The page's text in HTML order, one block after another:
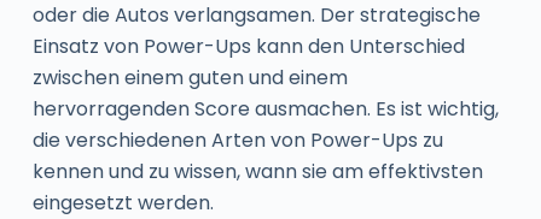
oder die Autos verlangsamen. Der strategische
Einsatz von Power-Ups kann den Unterschied
zwischen einem guten und einem
hervorragenden Score ausmachen. Es ist wichtig,
die verschiedenen Arten von Power-Ups zu
kennen und zu wissen, wann sie am effektivsten
eingesetzt werden.